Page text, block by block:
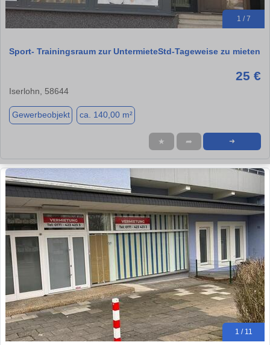
1 / 7
Sport- Trainingsraum zur UntermieteStd-Tageweise zu mieten
25 €
Iserlohn, 58644
Gewerbeobjekt ca. 140,00 m²
★ ➦ ➜
1 / 11